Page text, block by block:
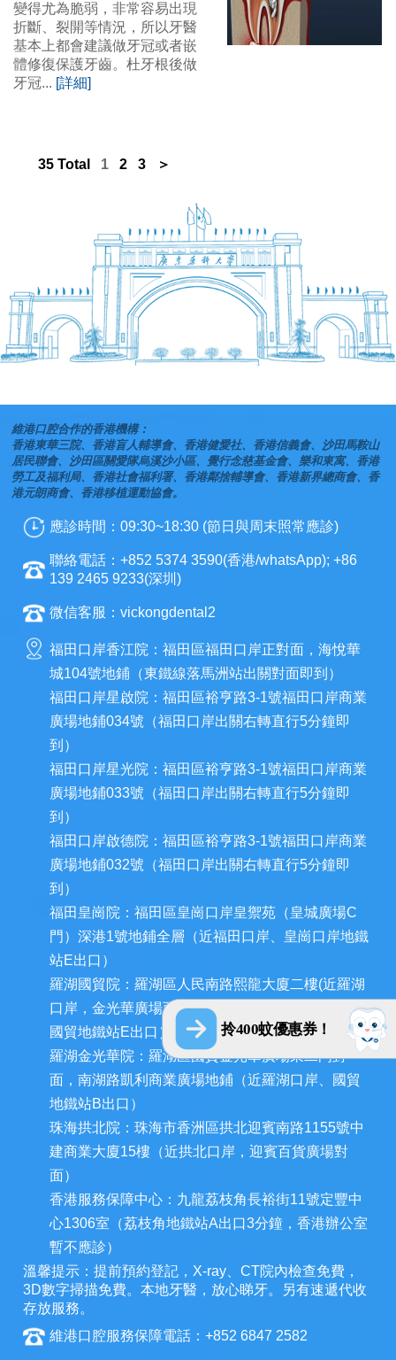
變得尤為脆弱，非常容易出現
折斷、裂開等情況，所以牙醫
基本上都會建議做牙冠或者嵌
體修復保護牙齒。杜牙根後做
牙冠... [詳細]
35 Total 1 2 3 ＞
拎400蚊優惠券！
維港口腔合作的香港機構：
香港東華三院、香港盲人輔導會、香港健愛社、香港信義會、沙田馬鞍山
居民聯會、沙田區關愛隊烏溪沙小區、覺行念慈基金會、樂和東寓、香港
勞工及福利局、香港社會福利署、香港鄰捨輔導會、香港新界總商會、香
港元朗商會、香港移植運動協會。
應診時間：09:30~18:30 (節日與周末照常應診)
聯絡電話：+852 5374 3590(香港/whatsApp); +86
139 2465 9233(深圳)
微信客服：vickongdental2
福田口岸香江院：福田區福田口岸正對面，海悅華
城104號地鋪（東鐵線落馬洲站出關對面即到）
福田口岸星啟院：福田區裕亨路3-1號福田口岸商業
廣場地鋪034號（福田口岸出關右轉直行5分鐘即
到）
福田口岸星光院：福田區裕亨路3-1號福田口岸商業
廣場地鋪033號（福田口岸出關右轉直行5分鐘即
到）
福田口岸啟德院：福田區裕亨路3-1號福田口岸商業
廣場地鋪032號（福田口岸出關右轉直行5分鐘即
到）
福田皇崗院：福田區皇崗口岸皇禦苑（皇城廣場C
門）深港1號地鋪全層（近福田口岸、皇崗口岸地鐵
站E出口）
羅湖國貿院：羅湖區人民南路熙龍大廈二樓(近羅湖
口岸，金光華廣場西門和深圳發展中心大廈對面，
國貿地鐵站E出口）
羅湖金光華院：羅湖區國貿金光華廣場東二門對
面，南湖路凱利商業廣場地鋪（近羅湖口岸、國貿
地鐵站B出口）
珠海拱北院：珠海市香洲區拱北迎賓南路1155號中
建商業大廈15樓（近拱北口岸，迎賓百貨廣場對
面）
香港服務保障中心：九龍荔枝角長裕街11號定豐中
心1306室（荔枝角地鐵站A出口3分鐘，香港辦公室
暫不應診）
溫馨提示：提前預約登記，X-ray、CT院內檢查免費，
3D數字掃描免費。本地牙醫，放心睇牙。另有速遞代收
存放服務。
維港口腔服務保障電話：+852 6847 2582